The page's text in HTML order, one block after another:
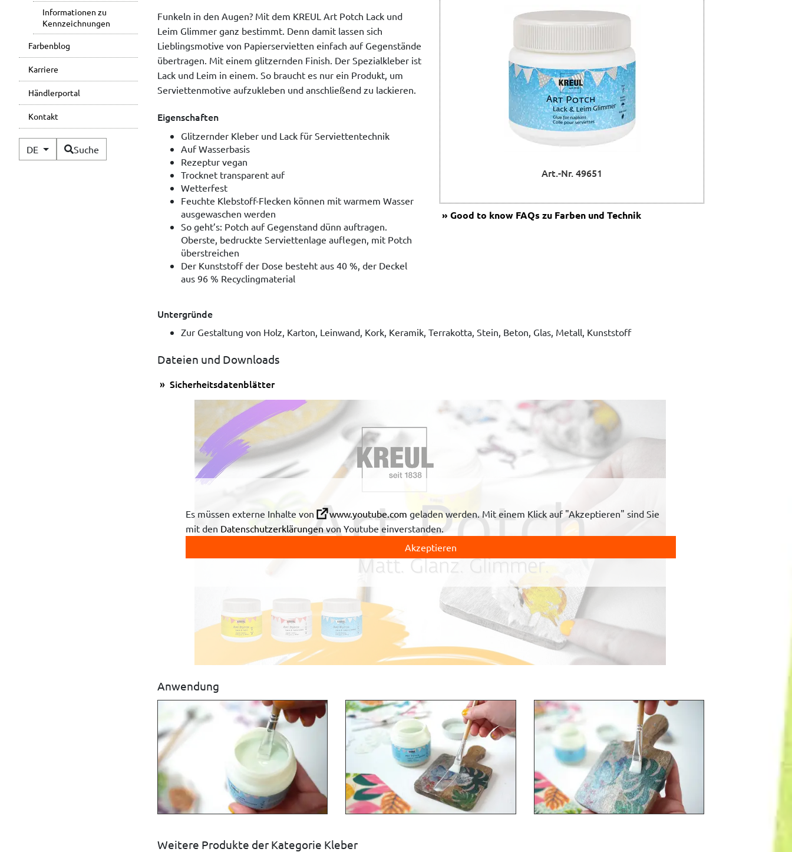
Informationen zu
Kennzeichnungen
Farbenblog
Karriere
Händlerportal
Kontakt
DE Verfügbare Sprachen
Suche
Funkeln in den Augen? Mit dem KREUL Art Potch Lack und
Leim Glimmer ganz bestimmt. Denn damit lassen sich
Lieblingsmotive von Papierservietten einfach auf Gegenstände
übertragen. Mit einem glitzernden Finish. Der Spezialkleber ist
Lack und Leim in einem. So braucht es nur ein Produkt, um
Serviettenmotive aufzukleben und anschließend zu lackieren.
Eigenschaften
Glitzernder Kleber und Lack für Serviettentechnik
Auf Wasserbasis
Rezeptur vegan
Trocknet transparent auf
Wetterfest
Feuchte Klebstoff-Flecken können mit warmem Wasser
ausgewaschen werden
So geht’s: Potch auf Gegenstand dünn auftragen.
Oberste, bedruckte Serviettenlage auflegen, mit Potch
überstreichen
Der Kunststoff der Dose besteht aus 40 %, der Deckel
aus 96 % Recyclingmaterial
Art.-Nr. 49651
Good to knowFAQs zu Farben und Technik
Untergründe
Zur Gestaltung von Holz, Karton, Leinwand, Kork, Keramik, Terrakotta, Stein, Beton, Glas, Metall, Kunststoff
Dateien und Downloads
Sicherheitsdatenblätter
Es müssen externe Inhalte von www.youtube.com geladen werden. Mit einem Klick auf "Akzeptieren" sind Sie
mit den Datenschutzerklärungenvon Youtube einverstanden.
Akzeptieren
Anwendung
Weitere Produkte der Kategorie Kleber